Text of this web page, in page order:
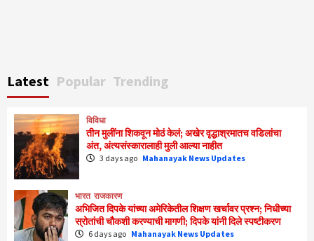
Latest Popular Trending
विविधा
तीन मुलींना शिकवून मोठं केलं; अखेर वृद्धाश्रमातच वडिलांचा
अंत, अंत्यसंस्कारालाही मुली आल्या नाहीत
3 days ago Mahanayak News Updates
भारत राजकारण
अभिजित दिपके यांच्या अमेरिकेतील शिक्षण खर्चावर प्रश्न; निधीच्या
स्रोतांची चौकशी करण्याची मागणी; दिपके यांनी दिले स्पष्टीकरण
6 days ago Mahanayak News Updates